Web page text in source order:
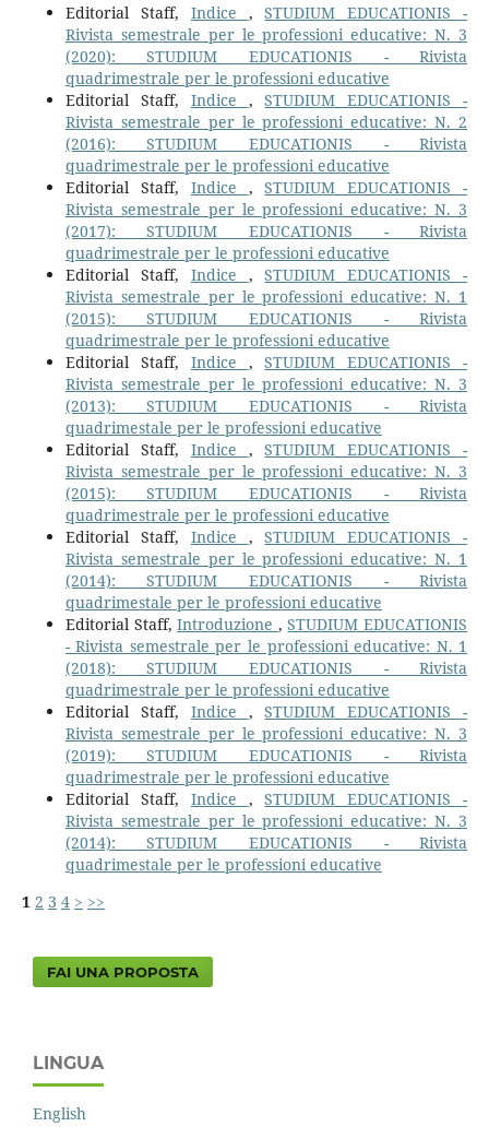
Editorial Staff, Indice ,STUDIUM EDUCATIONIS -
Rivista semestrale per le professioni educative: N. 3
(2020): STUDIUM EDUCATIONIS - Rivista
quadrimestrale per le professioni educative
Editorial Staff, Indice ,STUDIUM EDUCATIONIS -
Rivista semestrale per le professioni educative: N. 2
(2016): STUDIUM EDUCATIONIS - Rivista
quadrimestrale per le professioni educative
Editorial Staff, Indice ,STUDIUM EDUCATIONIS -
Rivista semestrale per le professioni educative: N. 3
(2017): STUDIUM EDUCATIONIS - Rivista
quadrimestrale per le professioni educative
Editorial Staff, Indice ,STUDIUM EDUCATIONIS -
Rivista semestrale per le professioni educative: N. 1
(2015): STUDIUM EDUCATIONIS - Rivista
quadrimestrale per le professioni educative
Editorial Staff, Indice ,STUDIUM EDUCATIONIS -
Rivista semestrale per le professioni educative: N. 3
(2013): STUDIUM EDUCATIONIS - Rivista
quadrimestale per le professioni educative
Editorial Staff, Indice ,STUDIUM EDUCATIONIS -
Rivista semestrale per le professioni educative: N. 3
(2015): STUDIUM EDUCATIONIS - Rivista
quadrimestrale per le professioni educative
Editorial Staff, Indice ,STUDIUM EDUCATIONIS -
Rivista semestrale per le professioni educative: N. 1
(2014): STUDIUM EDUCATIONIS - Rivista
quadrimestale per le professioni educative
Editorial Staff,Introduzione ,STUDIUM EDUCATIONIS
- Rivista semestrale per le professioni educative: N. 1
(2018): STUDIUM EDUCATIONIS - Rivista
quadrimestrale per le professioni educative
Editorial Staff, Indice ,STUDIUM EDUCATIONIS -
Rivista semestrale per le professioni educative: N. 3
(2019): STUDIUM EDUCATIONIS - Rivista
quadrimestrale per le professioni educative
Editorial Staff, Indice ,STUDIUM EDUCATIONIS -
Rivista semestrale per le professioni educative: N. 3
(2014): STUDIUM EDUCATIONIS - Rivista
quadrimestale per le professioni educative
1 2 3 4 > >>
FAI UNA PROPOSTA
LINGUA
English